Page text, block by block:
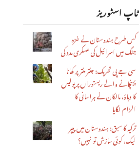
ٹاپ اسٹوریز
کس طرح ہندوستان نے غزہ
جنگ میں اسرائیل کی عسکری مدد کی
سی جے پی تحریک: جنتر منتر پر کھانا
پہنچانے والے ریستوراں پر پولیس
کا دباؤ، مالکان نے ہراسانی کا
الزام لگایا
ترکیہ کا سبق: ہندوستان میں پیپر
لیک، کوئی سازش تو نہیں؟